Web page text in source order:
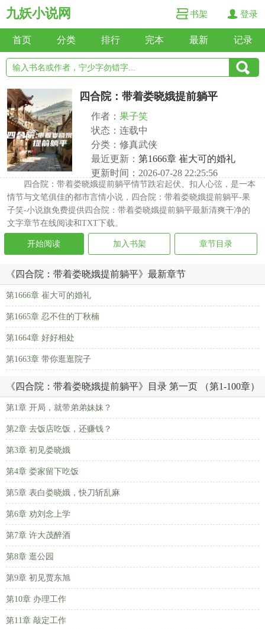
九妖小说网 书架 登录
首页 分类 排行 完本 最新 记录
四合院：带着娄晓娥提前躺平
作者： 果子笑
状态：连载中
分类：修真武侠
最近更新： 第1666章 崔大可的婚礼
更新时间：2026-07-28 22:25:56
四合院：带着娄晓娥提前躺平情节跌宕起伏、扣人心弦，是一本
情节与文笔俱佳的都市言情小说，四合院：带着娄晓娥提前躺平-果
子笑-小说旗免费提供四合院：带着娄晓娥提前躺平最新清爽干净的
文字章节在线阅读和TXT下载。
开始阅读 加入书架 章节目录
《四合院：带着娄晓娥提前躺平》最新章节
第1666章 崔大可的婚礼
第1665章 忍不住的丁秋楠
第1664章 好好相处
第1663章 带你逛逛院子
《四合院：带着娄晓娥提前躺平》目录 第一页 （第1-100章）
第1章 开局，就带弟弟妹妹？
第2章 去饭店吃饭，还赚钱？
第3章 初见娄晓娥
第4章 娄家留下吃饭
第5章 表白娄晓娥，快刀斩乱麻
第6章 劝刘念上学
第7章 许大茂醉酒
第8章 逛公园
第9章 初见贾东旭
第10章 办理工作
第11章 敲定工作